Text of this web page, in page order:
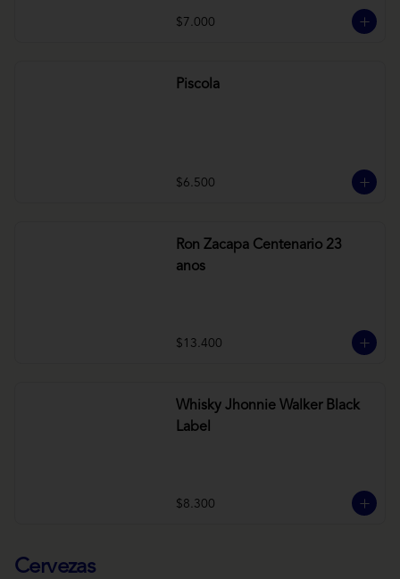
$7.000
Piscola
$6.500
Ron Zacapa Centenario 23
anos
$13.400
Whisky Jhonnie Walker Black
Label
$8.300
Cervezas